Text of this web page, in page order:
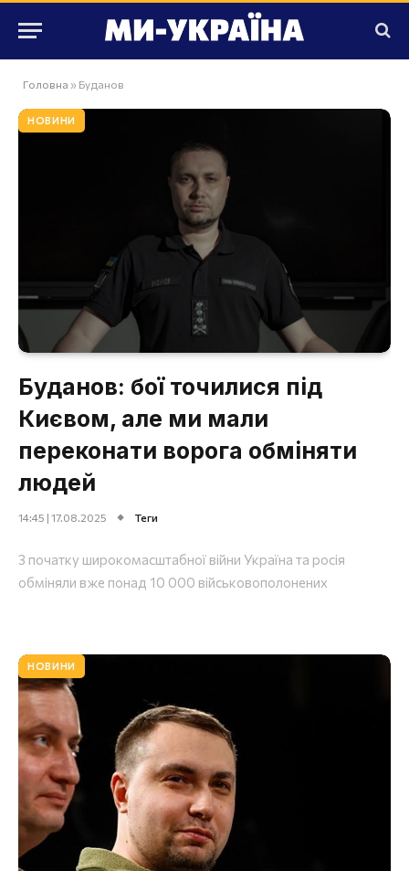
Головна » Буданов
НОВИНИ
Буданов: бої точилися під
Києвом, але ми мали
переконати ворога обміняти
людей
14:45 | 17.08.2025 Теги
З початку широкомасштабної війни Україна та росія
обміняли вже понад 10 000 військовополонених
НОВИНИ